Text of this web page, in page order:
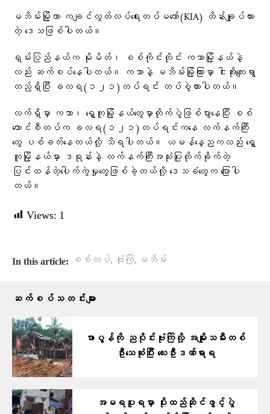
မဘိမ်းမြို့ဟာ ကချင်လွတ်လပ်ရေးတပ်မတော်(KIA) ထိန်းချုပ်ထား
တဲ့ ဒေသဖြစ်ပါတယ်။
ရှမ်းပြည်နယ်က မိုးမိတ်၊ စစ်ကိုင်းတိုင်း ကသာမြို့နယ်နဲ့
လည်း ဆက်စပ်နေပါတယ်။ ကသာနဲ့ မဘိမ်းမြို့ကြားမှာ ငါးအိုးကျေးရွာ
တည်ရှိပြီး ခလရ(၁၂၁)တပ်ရင်း တပ်စွဲထားပါတယ်။
လက်ရှိမှာ ကသာ၊ ရွှေကူမြို့နယ်တွေမှာတိုက်ပွဲဖြစ်ပွားနေပြီး စစ်
ကောင်စီတပ်က ခလရ(‌၁၂၁)တပ်ရင်းကနေ လက်နက်ကြီး
တွေ ပစ်ခတ်နေတယ်လို့ သိရပါတယ်။ ယမန်နေ့ညကလည်း ရွှေ
ကူမြို့နယ်မှာ ဒရုန်းနဲ့ လက်နက်ကြီးအသုံးပြုတိုက်ခိုက်တဲ့
ပြင်းထန်တဲ့ပေါက်ကွဲမှုတွေဖြစ်ခဲ့တယ်လို့ ဒေသခံတွေက ပြောပါ
တယ်။
Views: 1
In this article: စစ်တပ်, ဗုံးကြဲ, မဘိမ်း
ဆက်စပ်သတင်းများ
ဖာပွန်ကို ညပိုင်းဗုံးကြဲလို့ အမျိုးသမီးတစ်
ဦးသေဆုံးပြီး လေးဦးဒဏ်ရာရ
အမရပူရမှာ ပိုးထည်ဆိုင်ဖွင့်ပွဲ